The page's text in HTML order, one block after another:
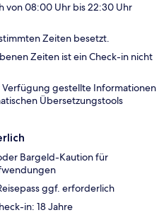
von 08:00 Uhr bis 22:30 Uhr
Zeiten besetzt.
Zeiten ist ein Check-in nicht
gestellte Informationen
Übersetzungstools
Bargeld-Kaution für
ggf. erforderlich
in: 18 Jahre